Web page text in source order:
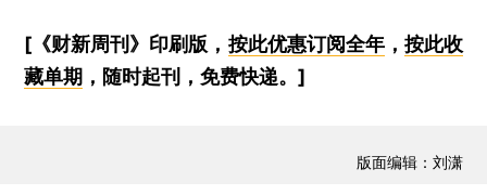
[《财新周刊》印刷版， 按此优惠订阅全年， 按此收
藏单期 ，随时起刊，免费快递。]
版面编辑：刘潇